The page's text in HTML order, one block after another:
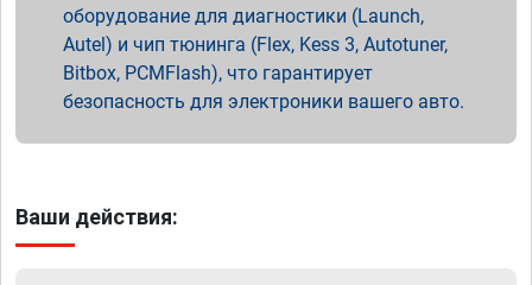
оборудование для диагностики (Launch,
Autel) и чип тюнинга (Flex, Kess 3, Autotuner,
Bitbox, PCMFlash), что гарантирует
безопасность для электроники вашего авто.
Ваши действия: